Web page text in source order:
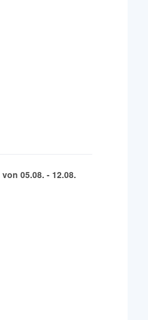
von 05.08. - 12.08.